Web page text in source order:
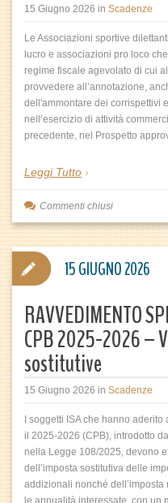
15 Giugno 2026 in Scadenze
Le Associazioni sportive
lucro e associazioni pro loco
regime fiscale agevolato di cui
provvedere all’annotazione,
dell'ammontare dei corrispettivi
nell’esercizio di attività
precedente, nel Prospetto
Leggi Tutto
Commenti chiusi
RAVVEDIMENTO
CPB 2025-2026 –
sostitutive
15 Giugno 2026 in Scadenze
I soggetti ISA che hanno
il 2025-2026 (CPB), introdotto
nella Legge 108/2025, devono
dell’imposta sostitutiva delle
addizionali nonché
15 GIUGNO 2026